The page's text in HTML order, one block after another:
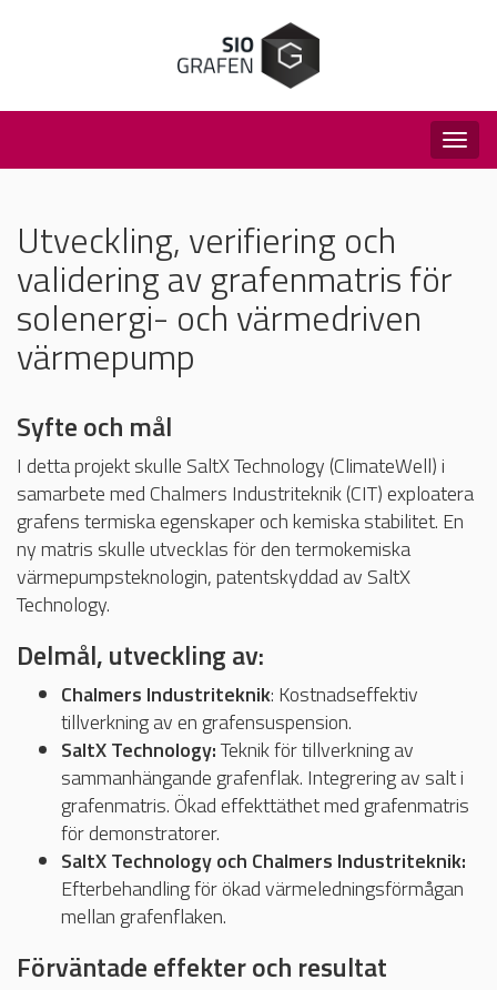
Utveckling, verifiering och
validering av grafenmatris för
solenergi- och värmedriven
värmepump
Syfte och mål
I detta projekt skulle SaltX Technology (ClimateWell) i
samarbete med Chalmers Industriteknik (CIT) exploatera
grafens termiska egenskaper och kemiska stabilitet. En
ny matris skulle utvecklas för den termokemiska
värmepumpsteknologin, patentskyddad av SaltX
Technology.
Delmål, utveckling av:
Chalmers Industriteknik: Kostnadseffektiv
tillverkning av en grafensuspension.
SaltX Technology:Teknik för tillverkning av
sammanhängande grafenflak. Integrering av salt i
grafenmatris. Ökad effekttäthet med grafenmatris
för demonstratorer.
SaltX Technology och Chalmers Industriteknik:
Efterbehandling för ökad värmeledningsförmågan
mellan grafenflaken.
Förväntade effekter och resultat